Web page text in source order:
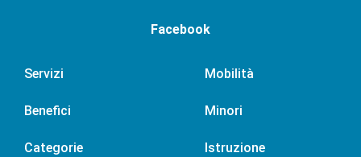
Facebook
Servizi
Benefici
Categorie
Mobilità
Minori
Istruzione